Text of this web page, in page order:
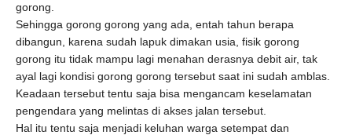
gorong.
Sehingga gorong gorong yang ada, entah tahun berapa
dibangun, karena sudah lapuk dimakan usia, fisik gorong
gorong itu tidak mampu lagi menahan derasnya debit air, tak
ayal lagi kondisi gorong gorong tersebut saat ini sudah amblas.
Keadaan tersebut tentu saja bisa mengancam keselamatan
pengendara yang melintas di akses jalan tersebut.
Hal itu tentu saja menjadi keluhan warga setempat dan